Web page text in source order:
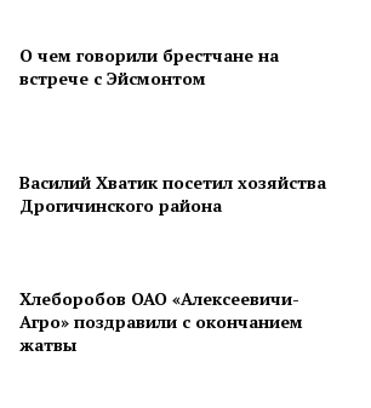
О чем говорили брестчане на
встрече с Эйсмонтом
Василий Хватик посетил хозяйства
Дрогичинского района
Хлеборобов ОАО «Алексеевичи-
Агро» поздравили с окончанием
жатвы